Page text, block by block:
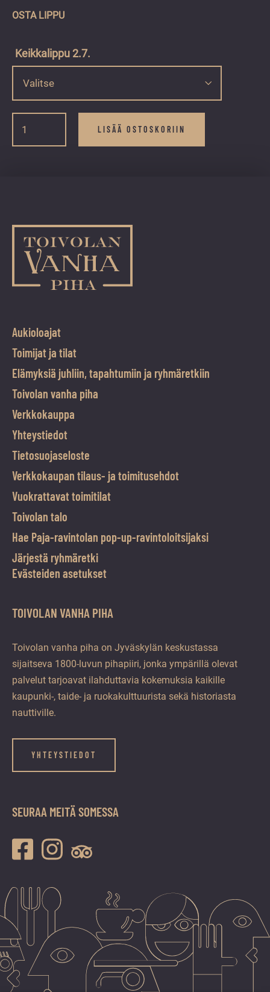
OSTA LIPPU
Keikkalippu 2.7.
Ghetto
Party
Paleface
LISÄÄ OSTOSKORIIN
Aukioloajat
Toimijat ja tilat
Elämyksiä juhliin, tapahtumiin ja ryhmäretkiin
Toivolan vanha piha
Verkkokauppa
Yhteystiedot
Tietosuojaseloste
Verkkokaupan tilaus- ja toimitusehdot
Vuokrattavat toimitilat
Toivolan talo
Hae Paja-ravintolan pop-up-ravintoloitsijaksi
Järjestä ryhmäretki
Evästeiden asetukset
TOIVOLAN VANHA PIHA
Toivolan vanha piha on Jyväskylän keskustassa
sijaitseva 1800-luvun pihapiiri, jonka ympärillä olevat
palvelut tarjoavat ilahduttavia kokemuksia kaikille
kaupunki-, taide- ja ruokakulttuurista sekä historiasta
nauttiville.
YHTEYSTIEDOT
SEURAA MEITÄ SOMESSA